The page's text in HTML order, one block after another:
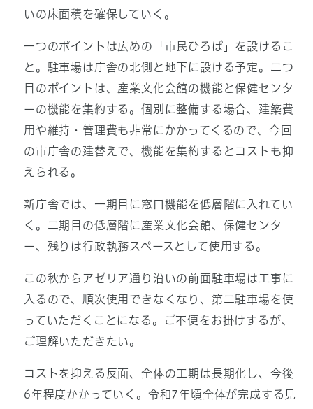
いの床面積を確保していく。
一つのポイントは広めの「市民ひろば」を設けるこ
と。駐車場は庁舎の北側と地下に設ける予定。二つ
目のポイントは、産業文化会館の機能と保健センタ
ーの機能を集約する。個別に整備する場合、建築費
用や維持・管理費も非常にかかってくるので、今回
の市庁舎の建替えで、機能を集約するとコストも抑
えられる。
新庁舎では、一期目に窓口機能を低層階に入れてい
く。二期目の低層階に産業文化会館、保健センタ
ー、残りは行政執務スペースとして使用する。
この秋からアゼリア通り沿いの前面駐車場は工事に
入るので、順次使用できなくなり、第二駐車場を使
っていただくことになる。ご不便をお掛けするが、
ご理解いただきたい。
コストを抑える反面、全体の工期は長期化し、今後
6年程度かかっていく。令和7年頃全体が完成する見